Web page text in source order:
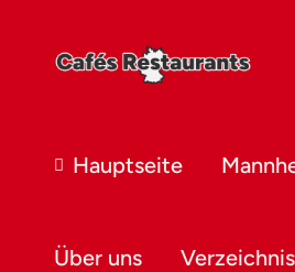
Hauptseite
Über uns Verzeichnis